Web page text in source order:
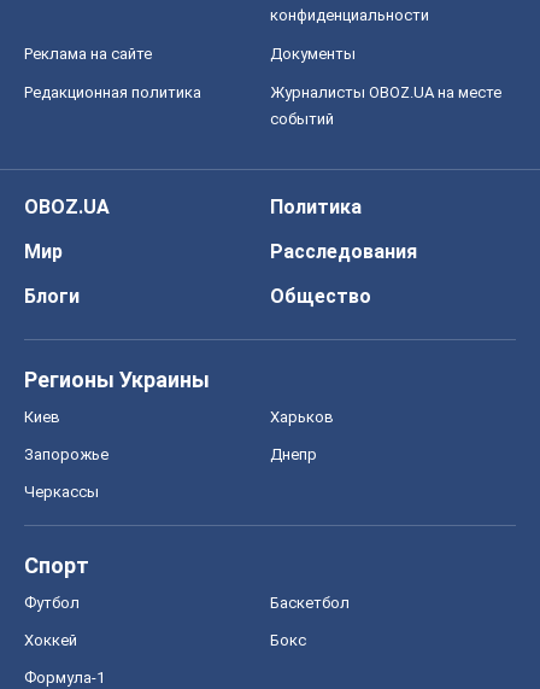
конфиденциальности
Реклама на сайте Документы
Редакционная политика
Журналисты OBOZ.UA на месте
событий
OBOZ.UA
Политика
Мир
Расследования
Блоги
Общество
Регионы Украины
Киев Харьков
Запорожье Днепр
Черкассы
Спорт
Футбол Баскетбол
Хоккей Бокс
Формула-1